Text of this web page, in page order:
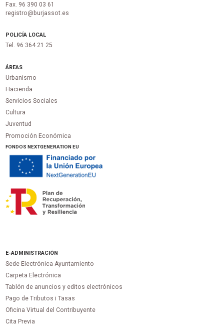
Fax. 96 390 03 61
registro@burjassot.es
POLICÍA LOCAL
Tel. 96 364 21 25
ÁREAS
Urbanismo
Hacienda
Servicios Sociales
Cultura
Juventud
Promoción Económica
FONDOS NEXTGENERATION EU
E-ADMINISTRACIÓN
Sede Electrónica Ayuntamiento
Carpeta Electrónica
Tablón de anuncios y editos electrónicos
Pago de Tributos i Tasas
Oficina Virtual del Contribuyente
Cita Previa